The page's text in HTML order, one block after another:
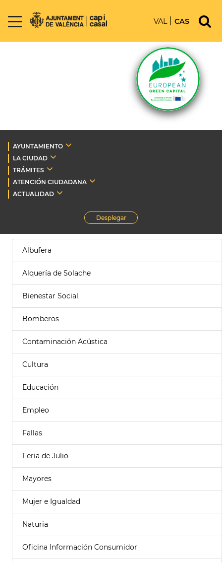
VAL CAS
AYUNTAMIENTO
LA CIUDAD
TRÁMITES
ATENCIÓN CIUDADANA
ACTUALIDAD
Desplegar
Albufera
Alquería de Solache
Bienestar Social
Bomberos
Contaminación Acústica
Cultura
Educación
Empleo
Fallas
Feria de Julio
Mayores
Mujer e Igualdad
Naturia
Oficina Información Consumidor